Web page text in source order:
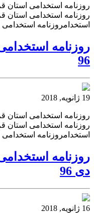
استخدامروزنامه استخدامی
96
19 ژانویه, 2018
استخدامروزنامه استخدامی
دی 96
16 ژانویه, 2018